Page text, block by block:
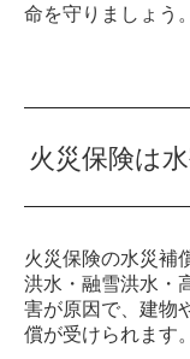
命を守りましょう。
火災保険は
火災保険の水災補
洪水・融雪洪水・
害が原因で、建物
償が受けられます。